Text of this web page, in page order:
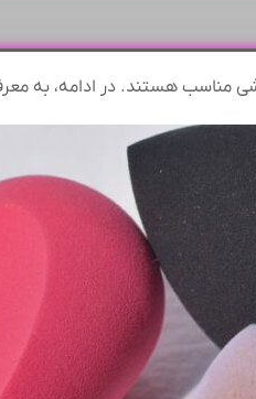
مناسب هستند. در ادامه، به